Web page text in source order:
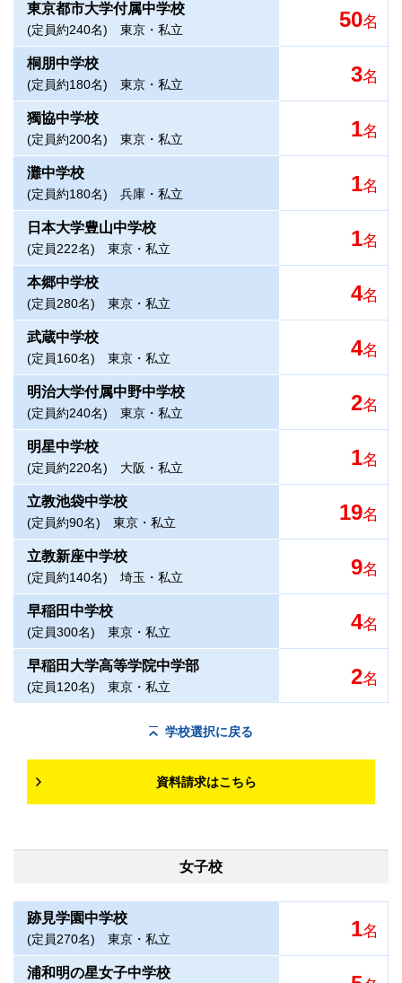
東京都市大学付属中学校
(定員約240名) 東京・私立 50名
桐朋中学校
(定員約180名) 東京・私立 3名
獨協中学校
(定員約200名) 東京・私立 1名
灘中学校
(定員約180名) 兵庫・私立 1名
日本大学豊山中学校
(定員222名) 東京・私立 1名
本郷中学校
(定員280名) 東京・私立 4名
武蔵中学校
(定員160名) 東京・私立 4名
明治大学付属中野中学校
(定員約240名) 東京・私立 2名
明星中学校
(定員約220名) 大阪・私立 1名
立教池袋中学校
(定員約90名) 東京・私立 19名
立教新座中学校
(定員約140名) 埼玉・私立 9名
早稲田中学校
(定員300名) 東京・私立 4名
早稲田大学高等学院中学部
(定員120名) 東京・私立 2名
学校選択に戻る
資料請求はこちら
女子校
跡見学園中学校
(定員270名) 東京・私立 1名
浦和明の星女子中学校